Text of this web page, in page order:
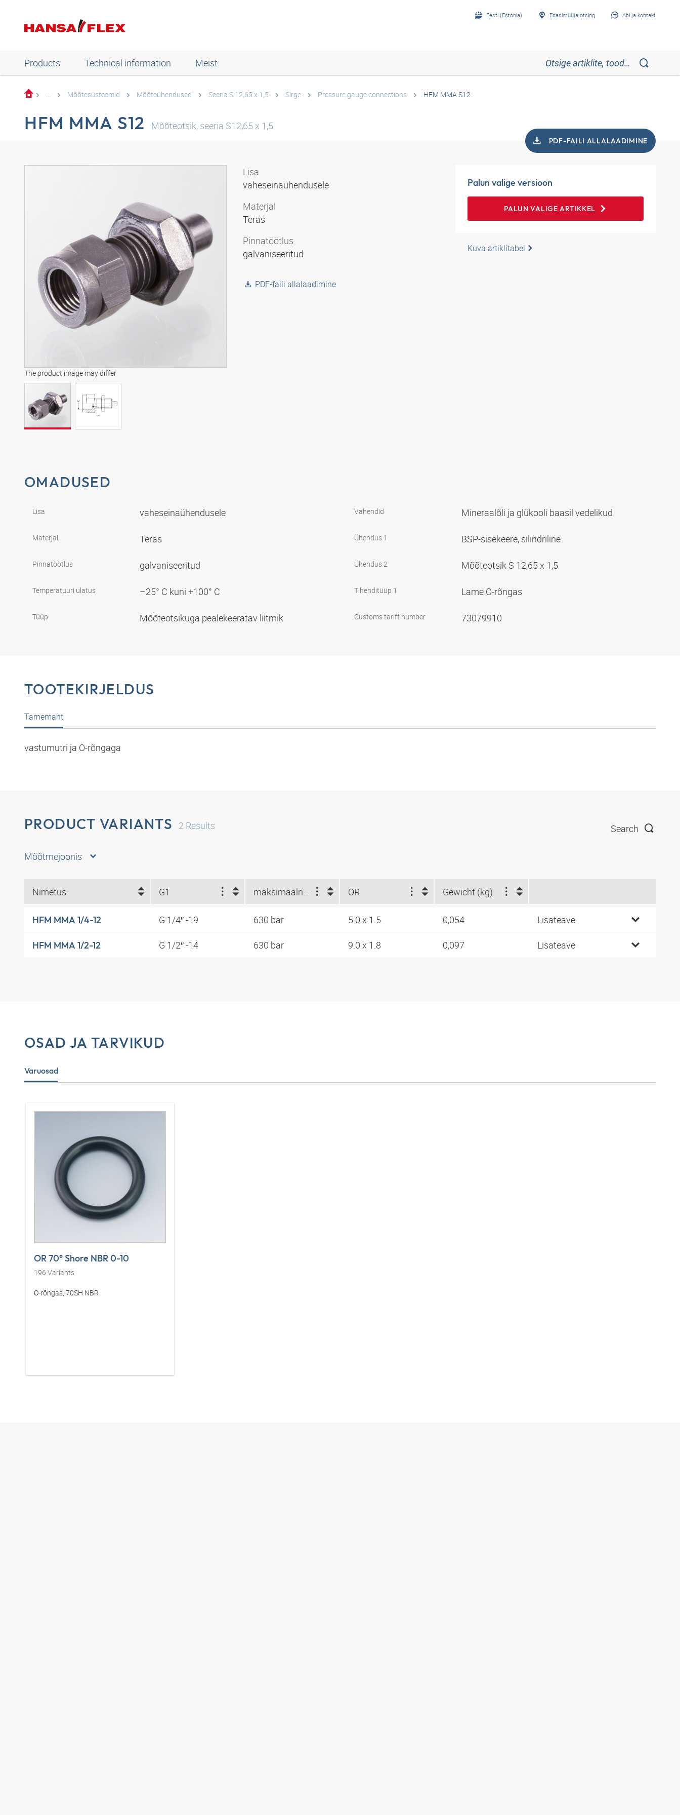
Eesti (Estonia) Edasimüüja otsing Abi ja kontakt
Products Technical information Meist
... Mõõtesüsteemid Mõõteühendused Seeria S 12,65 x 1,5 Sirge Pressure gauge connections HFM MMA S12
HFM MMA S12 Mõõteotsik, seeria S12,65 x 1,5
PDF-FAILI ALLALAADIMINE
The product image may differ
Lisa
vaheseinaühendusele
Materjal
Teras
Pinnatöötlus
galvaniseeritud
PDF-faili allalaadimine
Palun valige versioon
PALUN VALIGE ARTIKKEL
Kuva artiklitabel
OMADUSED
Lisa vaheseinaühendusele
Materjal Teras
Pinnatöötlus galvaniseeritud
Temperatuuri ulatus –25° C kuni +100° C
Tüüp Mõõteotsikuga pealekeeratav liitmik
Vahendid Mineraalõli ja glükooli baasil vedelikud
Ühendus 1 BSP-sisekeere, silindriline
Ühendus 2 Mõõteotsik S 12,65 x 1,5
Tihenditüüp 1 Lame O-rõngas
Customs tariff number 73079910
TOOTEKIRJELDUS
Tarnemaht
vastumutri ja O-rõngaga
PRODUCT VARIANTS 2 Results Search
Mõõtmejoonis
Nimetus G1 OR Gewicht (kg)
HFM MMA 1/4-12 G 1/4″ -19 630 bar 5.0 x 1.5 0,054 Lisateave
HFM MMA 1/2-12 G 1/2″ -14 630 bar 9.0 x 1.8 0,097 Lisateave
OSAD JA TARVIKUD
Varuosad
OR 70° Shore NBR 0-10
196 Variants
O-rõngas, 70SH NBR